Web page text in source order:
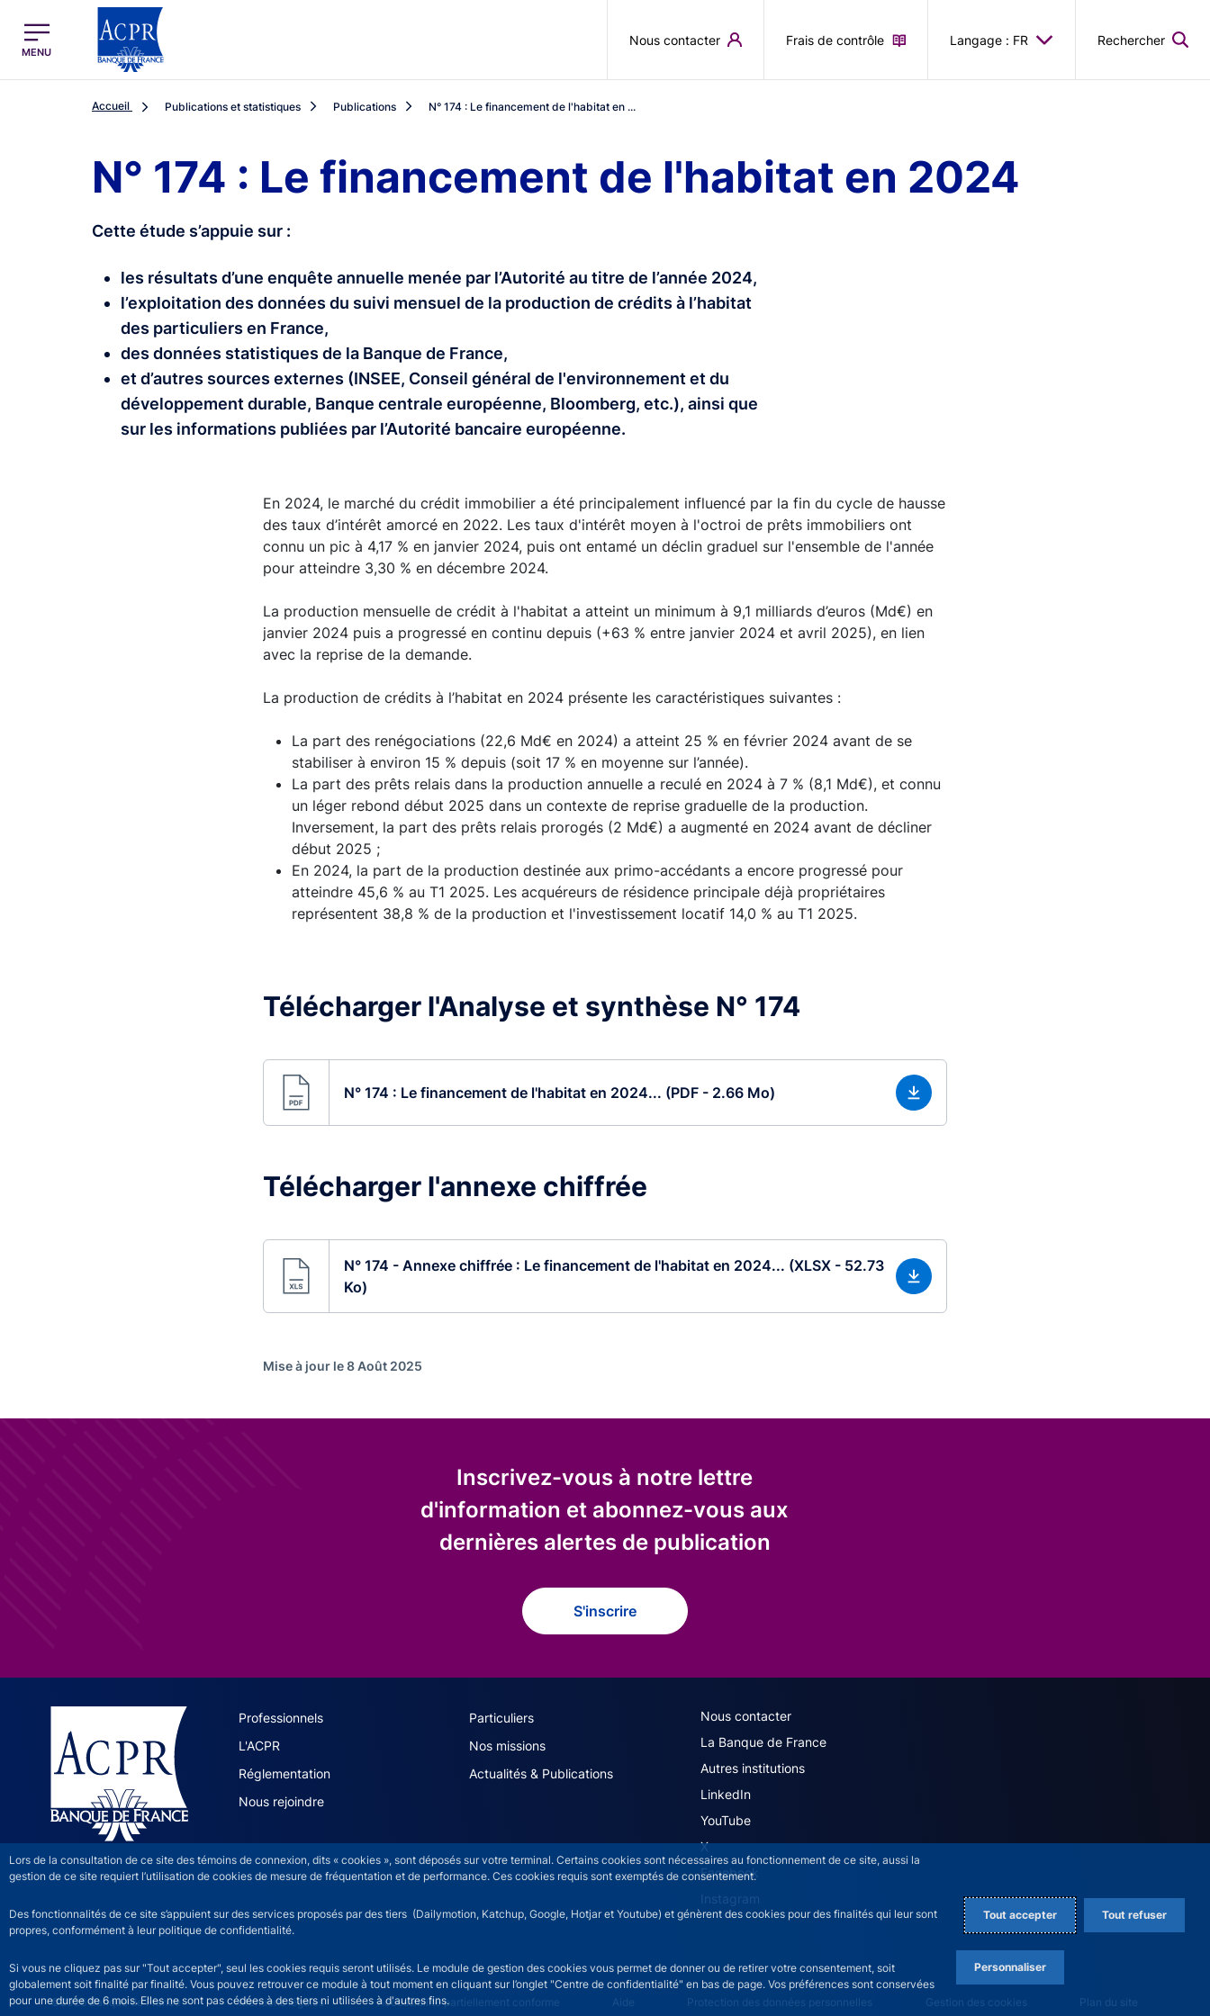
Lors de la consultation de ce site des témoins de connexion, dits « cookies », sont déposés sur votre terminal. Certains cookies sont nécessaires au fonctionnement de ce site, aussi la
gestion de ce site requiert l’utilisation de cookies de mesure de fréquentation et de performance. Ces cookies requis sont exemptés de consentement.
Des fonctionnalités de ce site s’appuient sur des services proposés par des tiers (Dailymotion, Katchup, Google, Hotjar et Youtube) et génèrent des cookies pour des finalités qui leur sont
propres, conformément à leur politique de confidentialité.
Si vous ne cliquez pas sur "Tout accepter", seul les cookies requis seront utilisés. Le module de gestion des cookies vous permet de donner ou de retirer votre consentement, soit
globalement soit finalité par finalité. Vous pouvez retrouver ce module à tout moment en cliquant sur l’onglet "Centre de confidentialité" en bas de page. Vos préférences sont conservées
pour une durée de 6 mois. Elles ne sont pas cédées à des tiers ni utilisées à d'autres fins.
Tout accepter Tout refuser
Personnaliser
ACPR Menu Principal (French)
MENU
Nous contacter Frais de contrôle Langage : FR Rechercher
Accueil Publications et statistiques Publications N° 174 : Le financement de l'habitat en ...
N° 174 : Le financement de l'habitat en 2024
Cette étude s’appuie sur :
les résultats d’une enquête annuelle menée par l’Autorité au titre de l’année 2024,
l’exploitation des données du suivi mensuel de la production de crédits à l’habitat
des particuliers en France,
des données statistiques de la Banque de France,
et d’autres sources externes (INSEE, Conseil général de l'environnement et du
développement durable, Banque centrale européenne, Bloomberg, etc.), ainsi que
sur les informations publiées par l’Autorité bancaire européenne.
En 2024, le marché du crédit immobilier a été principalement influencé par la fin du cycle de hausse
des taux d’intérêt amorcé en 2022. Les taux d'intérêt moyen à l'octroi de prêts immobiliers ont
connu un pic à 4,17 % en janvier 2024, puis ont entamé un déclin graduel sur l'ensemble de l'année
pour atteindre 3,30 % en décembre 2024.
La production mensuelle de crédit à l'habitat a atteint un minimum à 9,1 milliards d’euros (Md€) en
janvier 2024 puis a progressé en continu depuis (+63 % entre janvier 2024 et avril 2025), en lien
avec la reprise de la demande.
La production de crédits à l’habitat en 2024 présente les caractéristiques suivantes :
La part des renégociations (22,6 Md€ en 2024) a atteint 25 % en février 2024 avant de se
stabiliser à environ 15 % depuis (soit 17 % en moyenne sur l’année).
La part des prêts relais dans la production annuelle a reculé en 2024 à 7 % (8,1 Md€), et connu
un léger rebond début 2025 dans un contexte de reprise graduelle de la production.
Inversement, la part des prêts relais prorogés (2 Md€) a augmenté en 2024 avant de décliner
début 2025 ;
En 2024, la part de la production destinée aux primo-accédants a encore progressé pour
atteindre 45,6 % au T1 2025. Les acquéreurs de résidence principale déjà propriétaires
représentent 38,8 % de la production et l'investissement locatif 14,0 % au T1 2025.
Télécharger l'Analyse et synthèse N° 174
N° 174 : Le financement de l'habitat en 2024... (PDF - 2.66 Mo)
Télécharger l'annexe chiffrée
N° 174 - Annexe chiffrée : Le financement de l'habitat en 2024... (XLSX - 52.73
Ko)
Mise à jour le 8 Août 2025
Inscrivez-vous à notre lettre
d'information et abonnez-vous aux
dernières alertes de publication
S'inscrire
ACPR site navigation (French)
Professionnels
Particuliers
L'ACPR
Nos missions
Réglementation
Actualités & Publications
Nous rejoindre
ACPR footer secondary menu (French)
Nous contacter
La Banque de France
Autres institutions
LinkedIn
YouTube
X
Facebook
Instagram
©2026 Banque de France ACPR footer legal notice menu
Mentions légales Accessibilité partiellement conforme Aide Protection des données personnelles Gestion des cookies Plan du site